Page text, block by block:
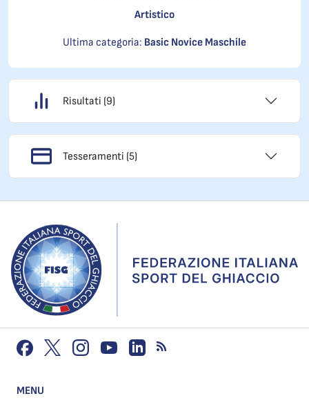
Artistico
Ultima categoria: Basic Novice Maschile
Risultati (9)
Tesseramenti (5)
MENU